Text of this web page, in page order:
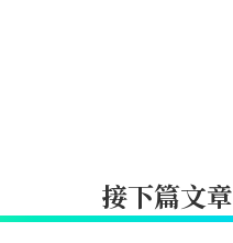
接下篇文章